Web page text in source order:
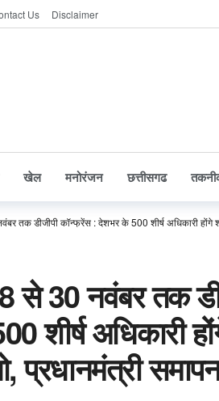
Us Disclaimer
खेल मनोरंजन छत्तीसगढ
तक डीजीपी कॉन्फ्रेंस : देशभर के 500 शीर्ष अधिकारी होंगे
से 30 नवंबर तक
शीर्ष अधिकारी
प्रधानमंत्री